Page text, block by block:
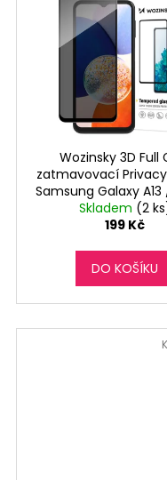
Wozinsky 3D Full
zatmavovací
Samsung Galaxy A13
Skladem (2
199 Kč
DO KOŠÍKU